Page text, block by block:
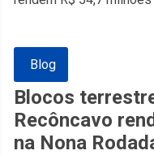
Blog
Blocos
Recôncavo
na Nona